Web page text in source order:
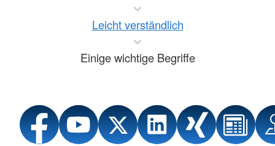
Leicht verständlich
Einige wichtige Begriffe